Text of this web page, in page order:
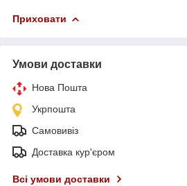
Приховати
Умови доставки
Нова Пошта
Укрпошта
Самовивіз
Доставка кур'єром
Всі умови доставки